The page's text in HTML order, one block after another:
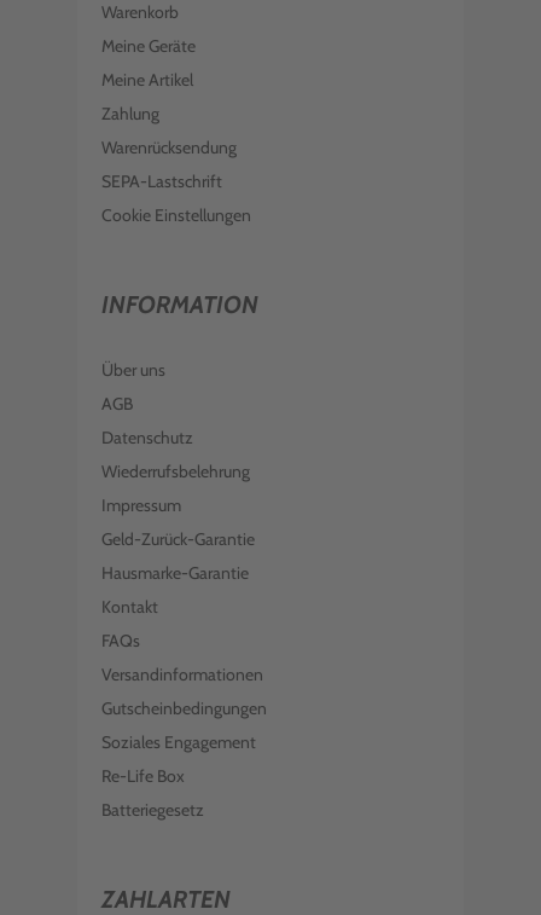
Warenkorb
Meine Geräte
Meine Artikel
Zahlung
Warenrücksendung
SEPA-Lastschrift
Cookie Einstellungen
INFORMATION
Über uns
AGB
Datenschutz
Wiederrufsbelehrung
Impressum
Geld-Zurück-Garantie
Hausmarke-Garantie
Kontakt
FAQs
Versandinformationen
Gutscheinbedingungen
Soziales Engagement
Re-Life Box
Batteriegesetz
ZAHLARTEN